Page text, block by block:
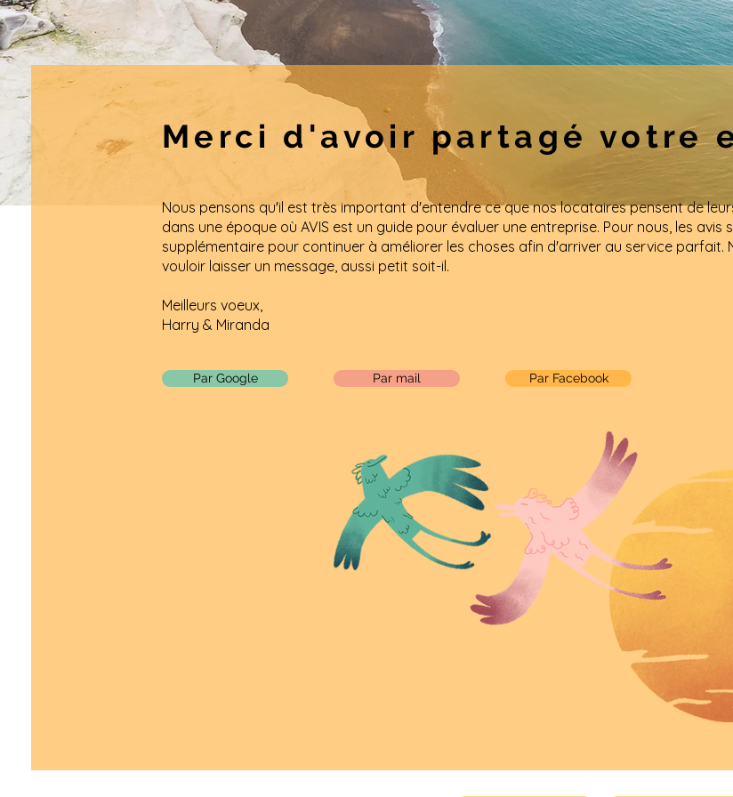
Merci d'avoir partagé votre
Nous pensons qu'il est très important d'entendre ce que nos locataires pensent de
dans une époque où AVIS est un guide pour évaluer une entreprise. Pour nous, les
supplémentaire pour continuer à améliorer les choses afin d'arriver au service parfait.
vouloir laisser un message, aussi petit soit-il.
Meilleurs voeux,
Harry & Miranda
Par Google Par mail Par Facebook